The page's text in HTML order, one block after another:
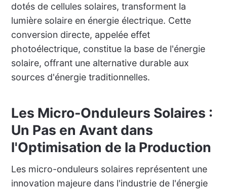
dotés de cellules solaires, transforment la
lumière solaire en énergie électrique. Cette
conversion directe, appelée effet
photoélectrique, constitue la base de l'énergie
solaire, offrant une alternative durable aux
sources d'énergie traditionnelles.
Les Micro-Onduleurs Solaires :
Un Pas en Avant dans
l'Optimisation de la Production
Les micro-onduleurs solaires représentent une
innovation majeure dans l'industrie de l'énergie